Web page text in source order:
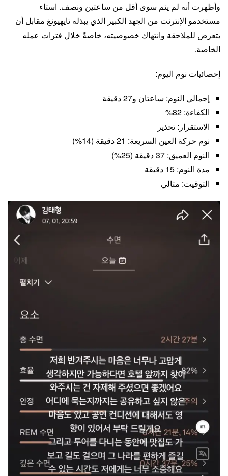
وأظهرت أنه لم ينم سوى أقل من ساعتين ونصف. استاء
مستخدمو الإنترنت من الجهد الكبير الذي يبذله تايهيونغ مقابل أن
يتعرض للملاحقة وانتهاك خصوصيته، خاصةً خلال فترات عمله
الخاصة.
إحصائيات نوم اليوم:
إجمالي النوم: ساعتان و27 دقيقة
الكفاءة: 82%
الاستقرار: تحذير
نوم حركة العين السريعة: 21 دقيقة (14%)
النوم العميق: 37 دقيقة (25%)
مدة النوم: 15 دقيقة
التوقيت: مثالي